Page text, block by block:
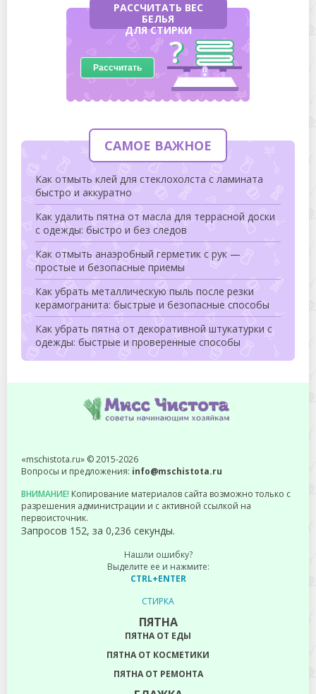
РАССЧИТАТЬ ВЕС
БЕЛЬЯ
ДЛЯ СТИРКИ
Рассчитать
САМОЕ ВАЖНОЕ
Как отмыть клей для стеклохолста с ламината
быстро и аккуратно
Как удалить пятна от масла для террасной доски
с одежды: быстро и без следов
Как отмыть анаэробный герметик с рук —
простые и безопасные приемы
Как убрать металлическую пыль после резки
керамогранита: быстрые и безопасные способы
Как убрать пятна от декоративной штукатурки с
одежды: быстрые и проверенные способы
«mschistota.ru» © 2015-2026
Вопросы и предложения: info@mschistota.ru
ВНИМАНИЕ! Копирование материалов сайта возможно только с
разрешения администрации и с активной ссылкой на
первоисточник.
Запросов 152, за 0,236 секунды.
Нашли ошибку?
Выделите ее и нажмите:
CTRL+ENTER
СТИРКА
ПЯТНА
ПЯТНА ОТ ЕДЫ
ПЯТНА ОТ КОСМЕТИКИ
ПЯТНА ОТ РЕМОНТА